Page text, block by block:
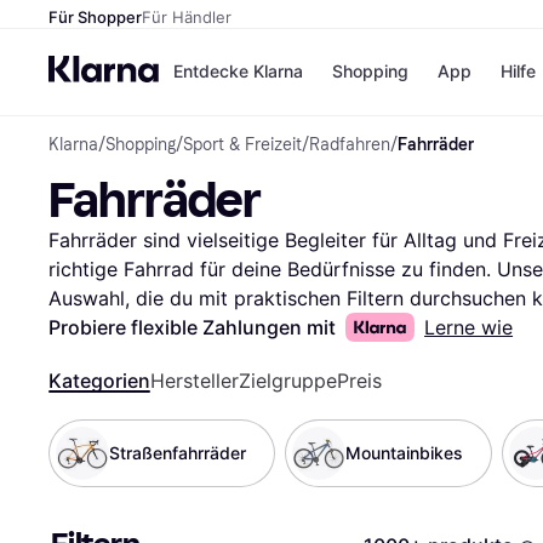
Für ShopperFür Händler
Entdecke Klarna
Zahlungsmethoden
Bezahle in 3 Teilzahlungen
Bezahle in bis zu 30
Ratenzahlung
Shopping
Shops
Temu
SHEIN
App Hilfe
Klarna/Shopping/Sport & Freizeit/Radfahren/Fahrräder
Fahrräder
Fahrräder sind vielseitige Begleiter für Alltag und
richtige Fahrrad für deine Bedürfnisse zu finden.
Auswahl, die du mit praktischen Filtern durchsuchen
Mountainbike oder Rennrad suchst, unsere Filter
So findest du schnell das Fahrrad, das zu dir passt.
über die Erfahrungen anderer zu erfahren und die
deine Suche nach dem besten Fahrrad und finde den
Tour. Mehr über fahrräder »
Probiere flexible Zahlungen mit Lerne wie
KategorienHerstellerZielgruppePreis
Straßenfahrräder Mountainbikes